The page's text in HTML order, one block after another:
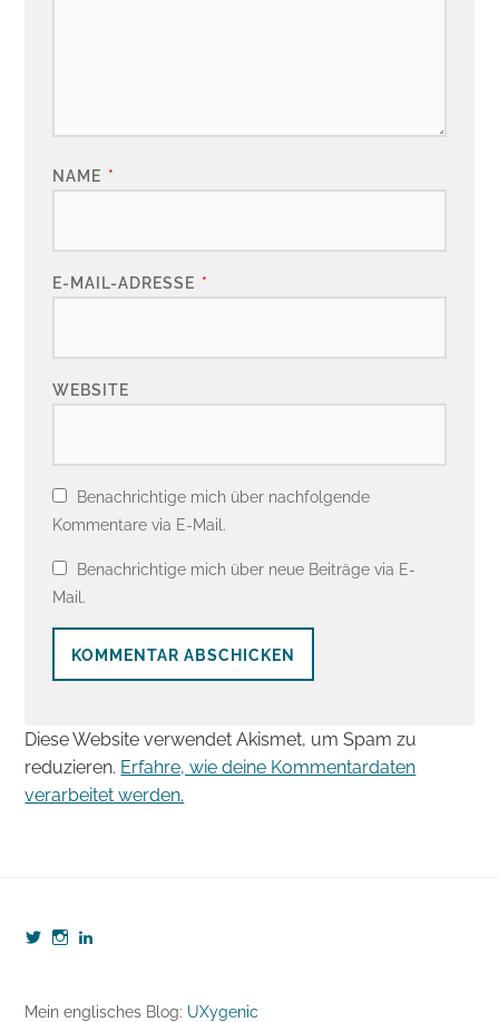
NAME *
E-MAIL-ADRESSE *
WEBSITE
Benachrichtige mich über nachfolgende
Kommentare via E-Mail.
Benachrichtige mich über neue Beiträge via E-
Mail.
Diese Website verwendet Akismet, um Spam zu
reduzieren. Erfahre, wie deine Kommentardaten
verarbeitet werden.
Profil
Twitter
Profil
Instagram
8190b5b7
Mein englisches Blog: UXygenic